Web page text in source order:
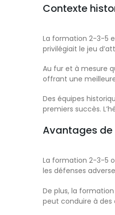
Contexte
La formation 2-3-5
privilégiait le jeu
Au fur et à mesure
offrant une
Des équipes
premiers succès.
Avantages
La formation 2-3-5
les défenses
De plus, la
peut conduire à